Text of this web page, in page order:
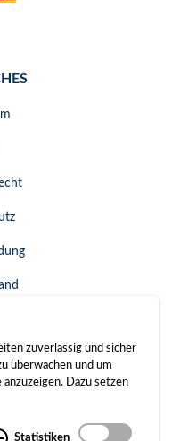
zuverlässig und sicher
überwachen und um
Dazu setzen
Statistiken